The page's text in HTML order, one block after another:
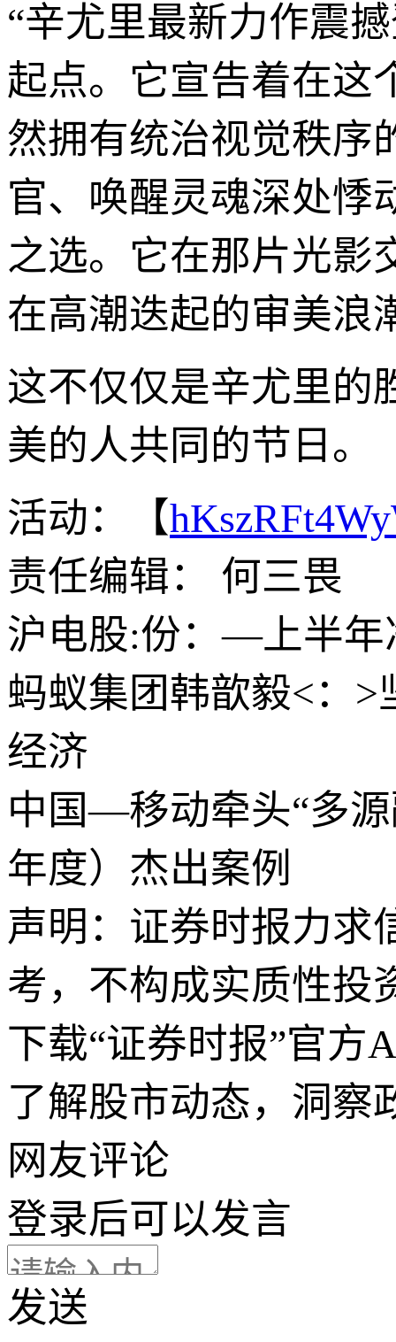
“辛尤里最新力作震
起点。它宣告着在这
然拥有统治视觉秩序
官、唤醒灵魂深处悸
之选。它在那片光影
在高潮迭起的审美浪
这不仅仅是辛尤里的
美的人共同的节日。
活动：【
责任编辑： 何三畏
沪电股:份：—上半年
蚂蚁集团韩歆毅<：
经济
中国—移动牵头“多
年度）杰出案例
声明：证券时报力求
考，不构成实质性投
下载“证券时报”官方
了解股市动态，洞察
网友评论
登录后可以发言
发送